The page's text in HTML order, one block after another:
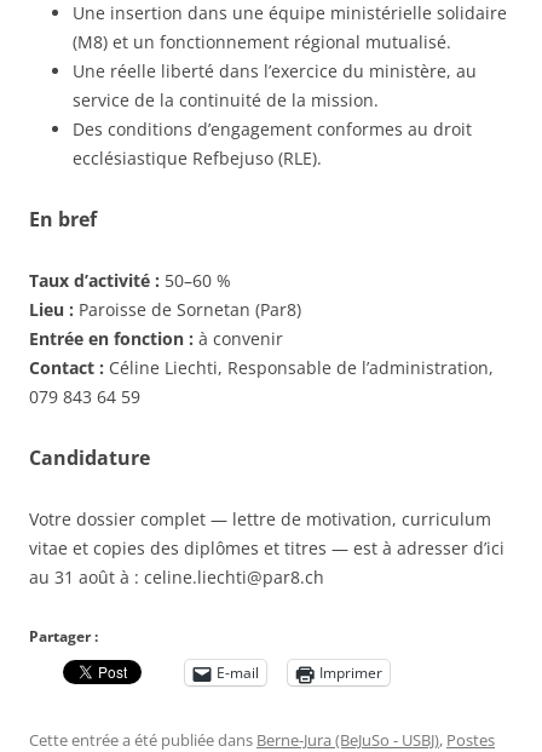
Une insertion dans une équipe ministérielle solidaire
(M8) et un fonctionnement régional mutualisé.
Une réelle liberté dans l’exercice du ministère, au
service de la continuité de la mission.
Des conditions d’engagement conformes au droit
ecclésiastique Refbejuso (RLE).
En bref
Taux d’activité : 50–60 %
Lieu : Paroisse de Sornetan (Par8)
Entrée en fonction : à convenir
Contact : Céline Liechti, Responsable de l’administration,
079 843 64 59
Candidature
Votre dossier complet — lettre de motivation, curriculum
vitae et copies des diplômes et titres — est à adresser d’ici
au 31 août à : celine.liechti@par8.ch
Partager :
E-mail
Imprimer
Cette entrée a été publiée dans Berne-Jura (BeJuSo - USBJ), Postes